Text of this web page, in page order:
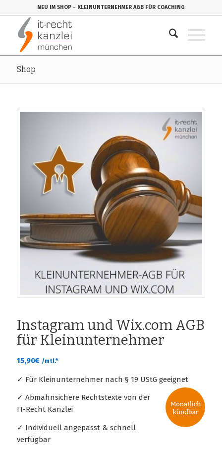
NEU IM SHOP - KLEINUNTERNEHMER AGB FÜR COACHING
Shop
Instagram und Wix.com AGB
für Kleinunternehmer
15,90€ /mtl.*
✓ Für Kleinunternehmer nach § 19 UStG geeignet
✓ Abmahnsichere Rechtstexte von der
IT-Recht Kanzlei
✓ Individuell angepasst & schnell
verfügbar